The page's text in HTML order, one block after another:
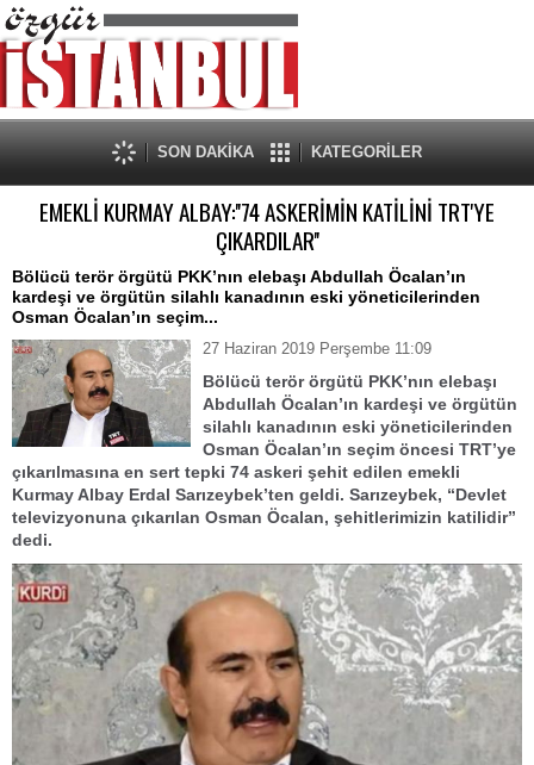
SON DAKİKA KATEGORİLER
EMEKLİ KURMAY ALBAY:''74 ASKERİMİN KATİLİNİ TRT'YE
ÇIKARDILAR''
Bölücü terör örgütü PKK’nın elebaşı Abdullah Öcalan’ın
kardeşi ve örgütün silahlı kanadının eski yöneticilerinden
Osman Öcalan’ın seçim...
27 Haziran 2019 Perşembe 11:09
Bölücü terör örgütü PKK’nın elebaşı
Abdullah Öcalan’ın kardeşi ve örgütün
silahlı kanadının eski yöneticilerinden
Osman Öcalan’ın seçim öncesi TRT’ye
çıkarılmasına en sert tepki 74 askeri şehit edilen emekli
Kurmay Albay Erdal Sarızeybek’ten geldi. Sarızeybek, “Devlet
televizyonuna çıkarılan Osman Öcalan, şehitlerimizin katilidir”
dedi.